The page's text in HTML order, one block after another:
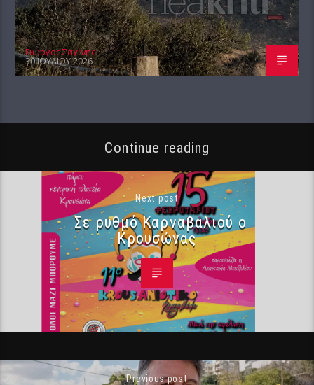
Γιώργος Σαχίνης
30 ΙΟΥΛΊΟΥ 2026
Continue reading
Next post
Σε ρυθμό Καρναβαλιού ο
Κρουσώνας
Previous post